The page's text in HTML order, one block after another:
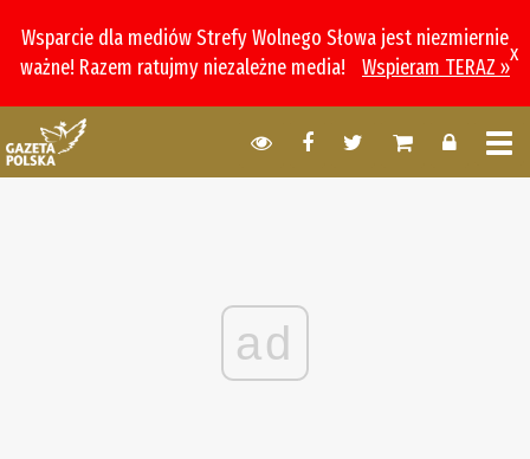
Wsparcie dla mediów Strefy Wolnego Słowa jest niezmiernie
ważne! Razem ratujmy niezależne media!
Wspieram TERAZ »
x
ad